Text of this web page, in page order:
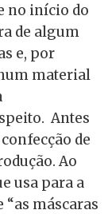
no início do
de algum
e, por
material
Antes
de
Ao
usa para a
máscaras